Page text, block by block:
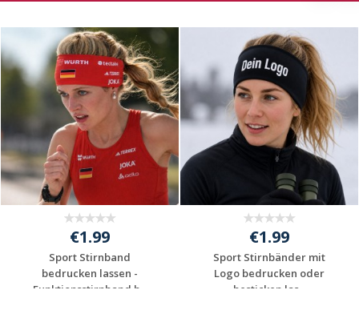
€1.99
Sport Stirnband
bedrucken lassen -
Funktionsstirnband b...
€1.99
Sport Stirnbänder mit
Logo bedrucken oder
besticken las...